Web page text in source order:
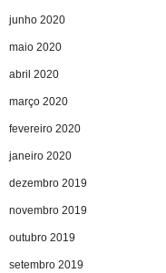
junho 2020
maio 2020
abril 2020
março 2020
fevereiro 2020
janeiro 2020
dezembro 2019
novembro 2019
outubro 2019
setembro 2019